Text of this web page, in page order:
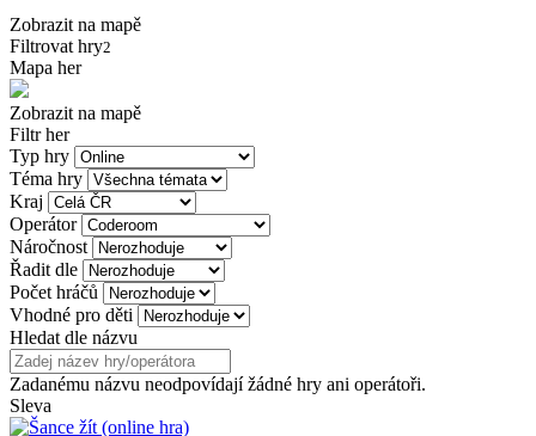
Zobrazit na mapě
Filtrovat hry2
Mapa her
Zobrazit na mapě
Filtr her
Typ hry
Téma hry
Kraj
Operátor
Náročnost
Řadit dle
Počet hráčů
Vhodné pro děti
Hledat dle názvu
Zadanému názvu neodpovídají žádné hry ani operátoři.
Sleva